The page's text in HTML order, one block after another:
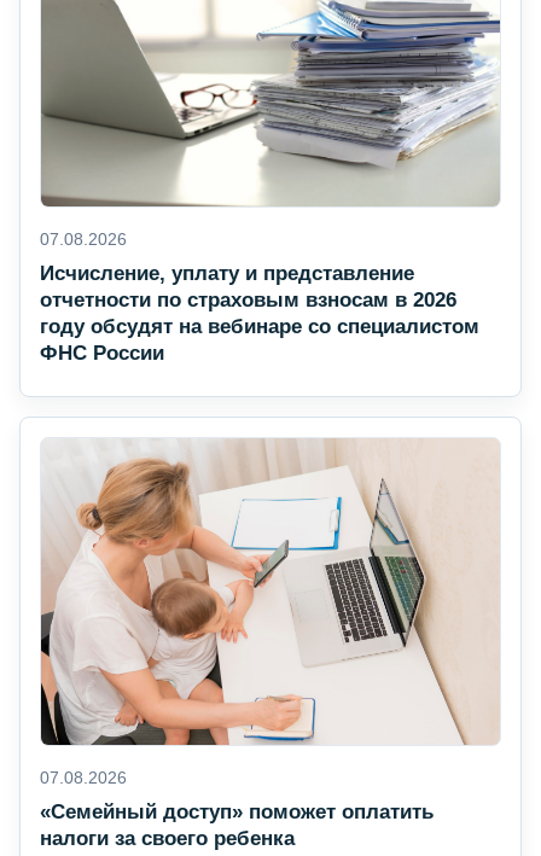
07.08.2026
Исчисление, уплату и представление
отчетности по страховым взносам в 2026
году обсудят на вебинаре со специалистом
ФНС России
07.08.2026
«Семейный доступ» поможет оплатить
налоги за своего ребенка